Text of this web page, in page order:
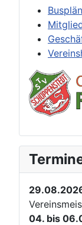
04. bis